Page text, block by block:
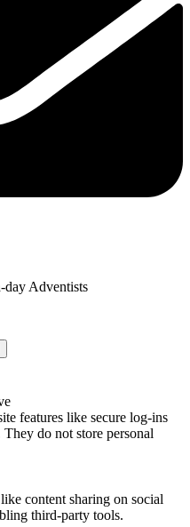
day Adventists
features like secure log-ins
They do not store personal
content sharing on social
third-party tools.